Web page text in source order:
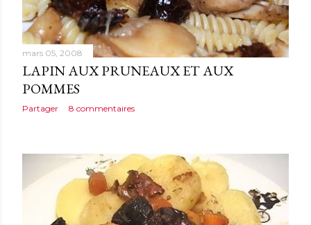
mars 05, 2008
LAPIN AUX PRUNEAUX ET AUX
POMMES
Partager 8 commentaires